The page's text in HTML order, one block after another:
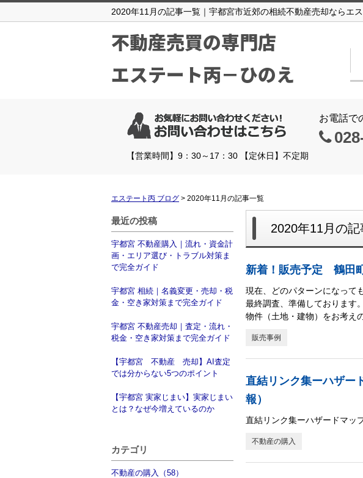
2020年11月の記事一覧｜宇都宮市近郊の相続不動産売却ならエ
不動産売買の専門店
エステート丙－ひのえ
お電話で
【営業時間】9：30～17：30 【定休日】不定期
エステート丙 ブログ > 2020年11月の記事一覧
最近の投稿
宇都宮 不動産購入｜流れ・資金計
画・エリア選び・トラブル対策ま
で完全ガイド
宇都宮 相続｜名義変更・売却・税
金・空き家対策まで完全ガイド
宇都宮 不動産売却｜査定・流れ・
税金・空き家対策まで完全ガイド
【宇都宮 不動産 売却】AI査定
では分からない5つのポイント
【宇都宮 実家じまい】実家じまい
とは？なぜ今増えているのか
カテゴリ
不動産の購入（58）
2020年11月の記
新着！販売予定 鶴田
現在、どのパターンになって
最終調査、準備しております
物件（土地・建物）をお考え
販売事例
直結リンク集ーハザー
報）
直結リンク集ーハザードマッ
不動産の購入